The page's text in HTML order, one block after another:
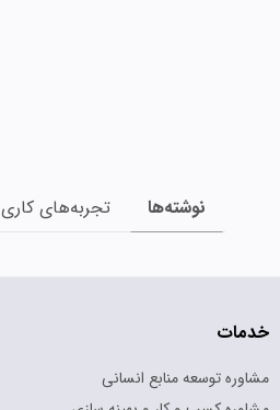
نوشته‌ها تجربه‌های کاری
خدمات
مشاوره توسعه منابع انسانی